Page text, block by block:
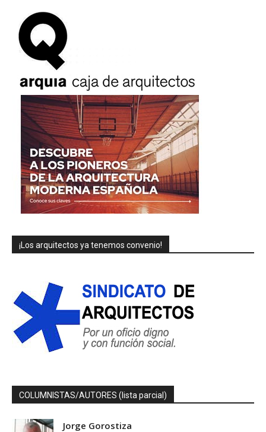
¡Los arquitectos ya tenemos convenio!
COLUMNISTAS/AUTORES (lista parcial)
Jorge Gorostiza